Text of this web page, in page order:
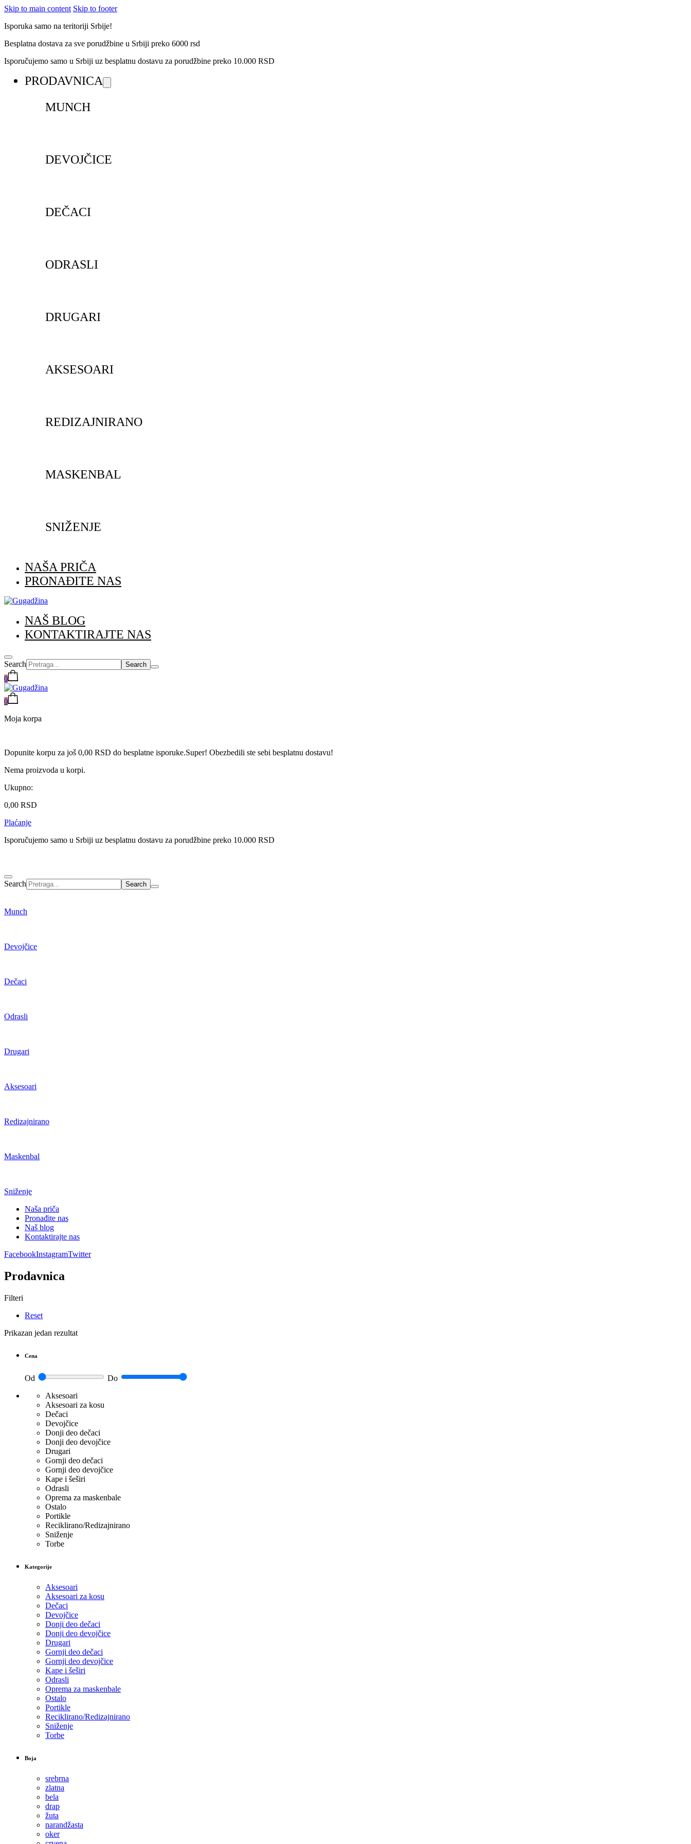
Skip to main content Skip to footer
Isporuka samo na teritoriji Srbije!
Besplatna dostava za sve porudžbine u Srbiji preko 6000 rsd
Isporučujemo samo u Srbiji uz besplatnu dostavu za porudžbine preko 10.000 RSD
PRODAVNICA
MUNCH
DEVOJČICE
DEČACI
ODRASLI
DRUGARI
AKSESOARI
REDIZAJNIRANO
MASKENBAL
SNIŽENJE
NAŠA PRIČA
PRONAĐITE NAS
NAŠ BLOG
KONTAKTIRAJTE NAS
Search
0
0
Moja korpa
Dopunite korpu za još 0,00 RSD do besplatne isporuke.Super! Obezbedili ste sebi besplatnu dostavu!
Nema proizvoda u korpi.
Ukupno:
0,00 RSD
Plaćanje
Isporučujemo samo u Srbiji uz besplatnu dostavu za porudžbine preko 10.000 RSD
Search
Munch
Devojčice
Dečaci
Odrasli
Drugari
Aksesoari
Redizajnirano
Maskenbal
Sniženje
Naša priča
Pronađite nas
Naš blog
Kontaktirajte nas
FacebookInstagramTwitter
Prodavnica
Filteri
Reset
Prikazan jedan rezultat
Cena
Od
Do
Aksesoari
Aksesoari za kosu
Dečaci
Devojčice
Donji deo dečaci
Donji deo devojčice
Drugari
Gornji deo dečaci
Gornji deo devojčice
Kape i šeširi
Odrasli
Oprema za maskenbale
Ostalo
Portikle
Reciklirano/Redizajnirano
Sniženje
Torbe
Kategorije
Aksesoari
Aksesoari za kosu
Dečaci
Devojčice
Donji deo dečaci
Donji deo devojčice
Drugari
Gornji deo dečaci
Gornji deo devojčice
Kape i šeširi
Odrasli
Oprema za maskenbale
Ostalo
Portikle
Reciklirano/Redizajnirano
Sniženje
Torbe
Boja
srebrna
zlatna
bela
drap
žuta
narandžasta
oker